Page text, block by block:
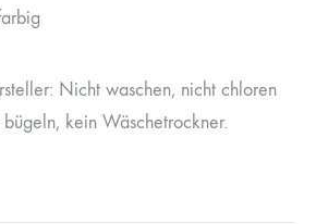
Nicht waschen, nicht chloren
kein Wäschetrockner.